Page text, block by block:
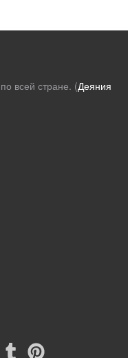
всей стране. (Деяния